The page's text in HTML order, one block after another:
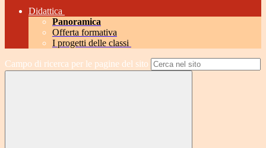
Didattica
Panoramica
Offerta formativa
I progetti delle classi
Campo di ricerca per le pagine del sito